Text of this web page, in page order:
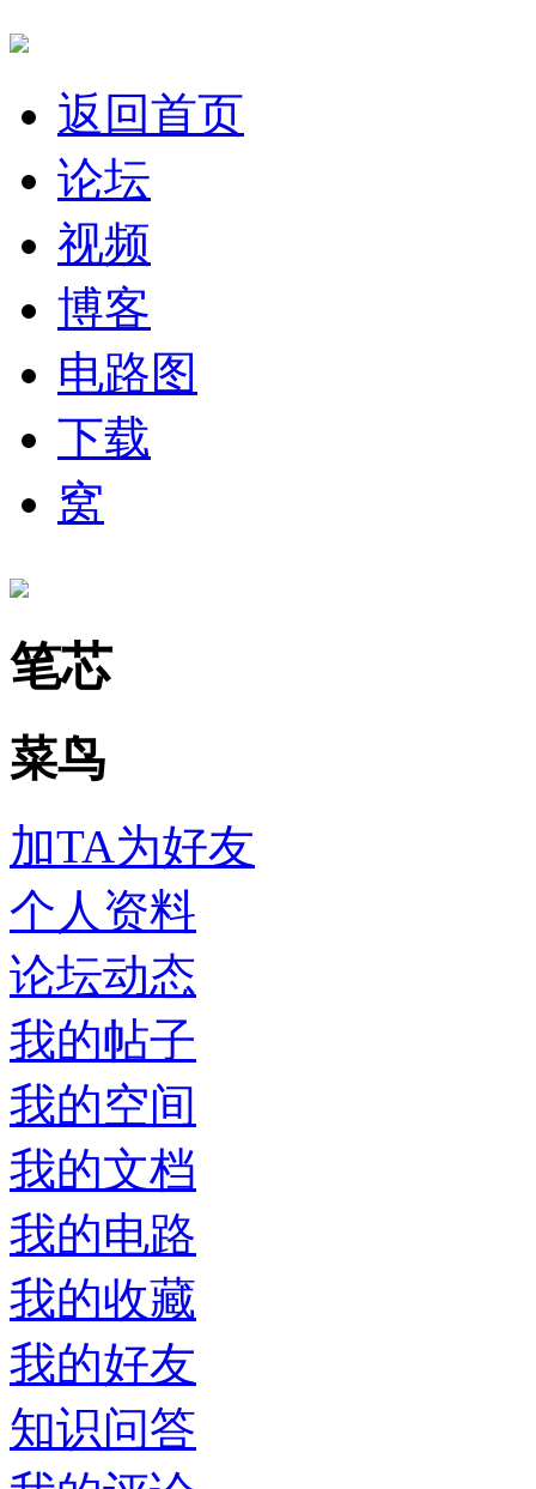
返回首页
论坛
视频
博客
电路图
下载
窝
笔芯
菜鸟
加TA为好友
个人资料
论坛动态
我的帖子
我的空间
我的文档
我的电路
我的收藏
我的好友
知识问答